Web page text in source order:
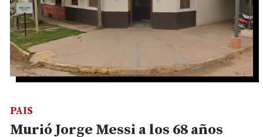
Murió Jorge Messi a los 68 años
PAIS